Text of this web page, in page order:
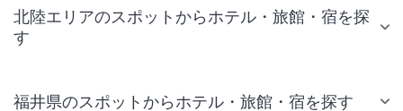
北陸エリアのスポットからホテル・旅館・宿を探
す
福井県のスポットからホテル・旅館・宿を探す